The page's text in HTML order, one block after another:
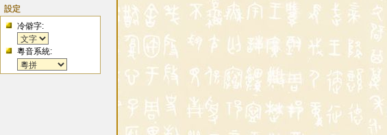
設定
冷僻字:
粵音系統: